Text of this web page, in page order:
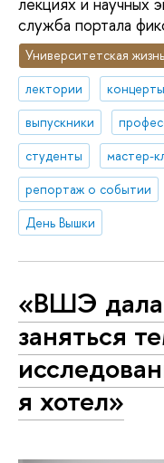
служба портала
Университетская жизнь
лектории
концерты
выпускники
студенты
мастер-
репортаж о событии
День Вышки
«ВШЭ дала
заняться
я хотел»